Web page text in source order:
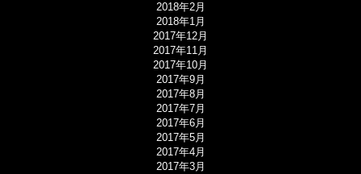
2018年2月
2018年1月
2017年12月
2017年11月
2017年10月
2017年9月
2017年8月
2017年7月
2017年6月
2017年5月
2017年4月
2017年3月